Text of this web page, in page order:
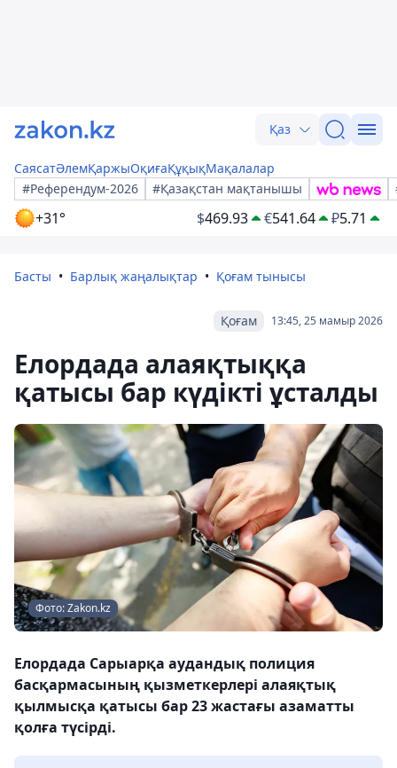
Қаз
СаясатӘлемҚаржыОқиғаҚұқықМақалалар
#Референдум-2026
#Қазақстан мақтанышы
+31° $469.93 €541.64 ₽5.71
Басты Барлық жаңалықтар Қоғам тынысы
13:45, 25 мамыр 2026
Қоғам
Елордада алаяқтыққа
қатысы бар күдікті ұсталды
Фото: Zakon.kz
Елордада Сарыарқа аудандық полиция
басқармасының қызметкерлері алаяқтық
қылмысқа қатысы бар 23 жастағы азаматты
қолға түсірді.